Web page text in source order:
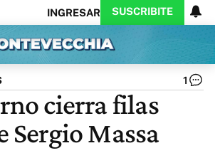
INGRESAR SUSCRIBITE
Ahora
Opinión
Arte
Educación
Clima
Exitoina
Turismo
1
cierra filas
Sergio Massa